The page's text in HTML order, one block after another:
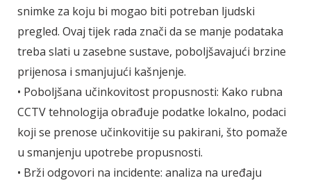
snimke za koju bi mogao biti potreban ljudski
pregled. Ovaj tijek rada znači da se manje podataka
treba slati u zasebne sustave, poboljšavajući brzine
prijenosa i smanjujući kašnjenje.
• Poboljšana učinkovitost propusnosti: Kako rubna
CCTV tehnologija obrađuje podatke lokalno, podaci
koji se prenose učinkovitije su pakirani, što pomaže
u smanjenju upotrebe propusnosti.
• Brži odgovori na incidente: analiza na uređaju